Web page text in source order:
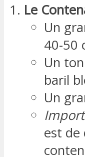
Le
Un
40-50
Un
baril
Un
est de